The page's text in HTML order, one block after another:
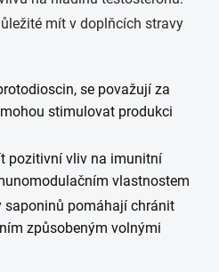
mít v doplňcích stravy
se považují za
stimulovat produkci
pozitivní vliv na imunitní
vlastnostem
pomáhají chránit
způsobeným volnými